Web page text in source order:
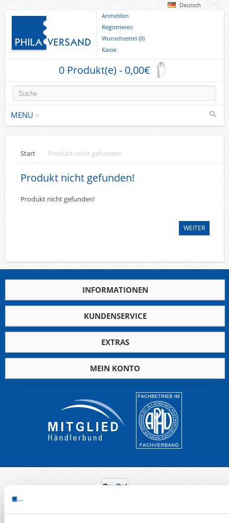
Deutsch
Anmelden
Registrieren
Wunschzettel (0)
Kasse
0 Produkt(e) - 0,00€
MENU
Briefmarken
Europa
Sammlungen u. Lots
Flugpost
Sammlungen u. Lots
Fehllistenbearbeitung
Unternehmen
Ankauf
Start Produkt nicht gefunden!
Produkt nicht gefunden!
Produkt nicht gefunden!
WEITER
INFORMATIONEN
KUNDENSERVICE
EXTRAS
MEIN KONTO